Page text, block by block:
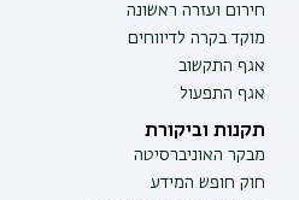
חירום ועזרה ראשונה
מוקד בקרה לדיווחים
אגף התקשוב
אגף התפעול
תקנות וביקורת
מבקר האוניברסיטה
חוק חופש המידע